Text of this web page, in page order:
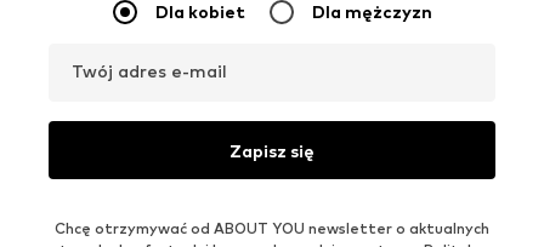
Dla kobiet Dla mężczyzn
Twój adres e-mail
Zapisz się
Chcę otrzymywać od ABOUT YOU newsletter o aktualnych